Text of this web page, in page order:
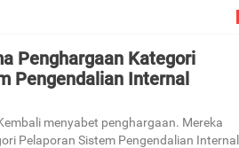
Penghargaan Kategori
Pengendalian Internal
menyabet penghargaan. Mereka
Pelaporan Sistem Pengendalian Internal